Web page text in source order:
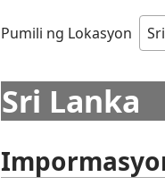
Pumili ng Lokasyon
Sri Lanka